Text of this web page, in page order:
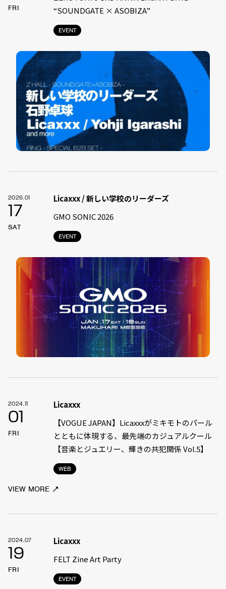
FRI
EVENT
“SOUNDGATE × ASOBIZA”
2026.01
17
SAT
EVENT
Licaxxx / 新しい学校のリーダーズ
GMO SONIC 2026
2024.11
01
FRI
WEB
Licaxxx
【VOGUE JAPAN】Licaxxxがミキモトのパール
とともに体現する、最先端のカジュアルクール
【音楽とジュエリー、輝きの共犯関係 Vol.5】
VIEW MORE
2024.07
19
FRI
EVENT
Licaxxx
FELT Zine Art Party